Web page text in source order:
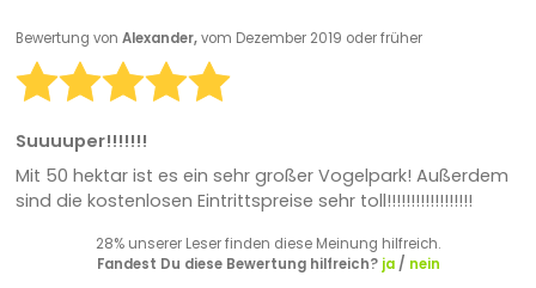
Bewertung von Alexander,vom Dezember 2019 oder früher
Suuuuper!!!!!!!
Mit 50 hektar ist es ein sehr großer Vogelpark! Außerdem
sind die kostenlosen Eintrittspreise sehr toll!!!!!!!!!!!!!!!!!!
28% unserer Leser finden diese Meinung hilfreich.
Fandest Du diese Bewertung hilfreich? ja/ nein